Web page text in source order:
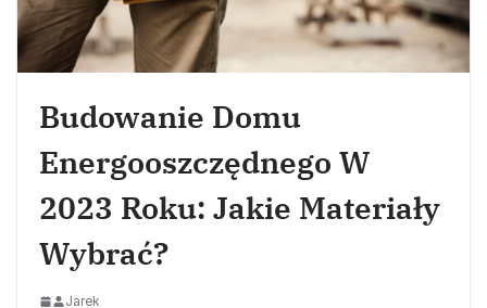
Budowanie Domu
Energooszczędnego W
2023 Roku: Jakie Materiały
Wybrać?
Jarek